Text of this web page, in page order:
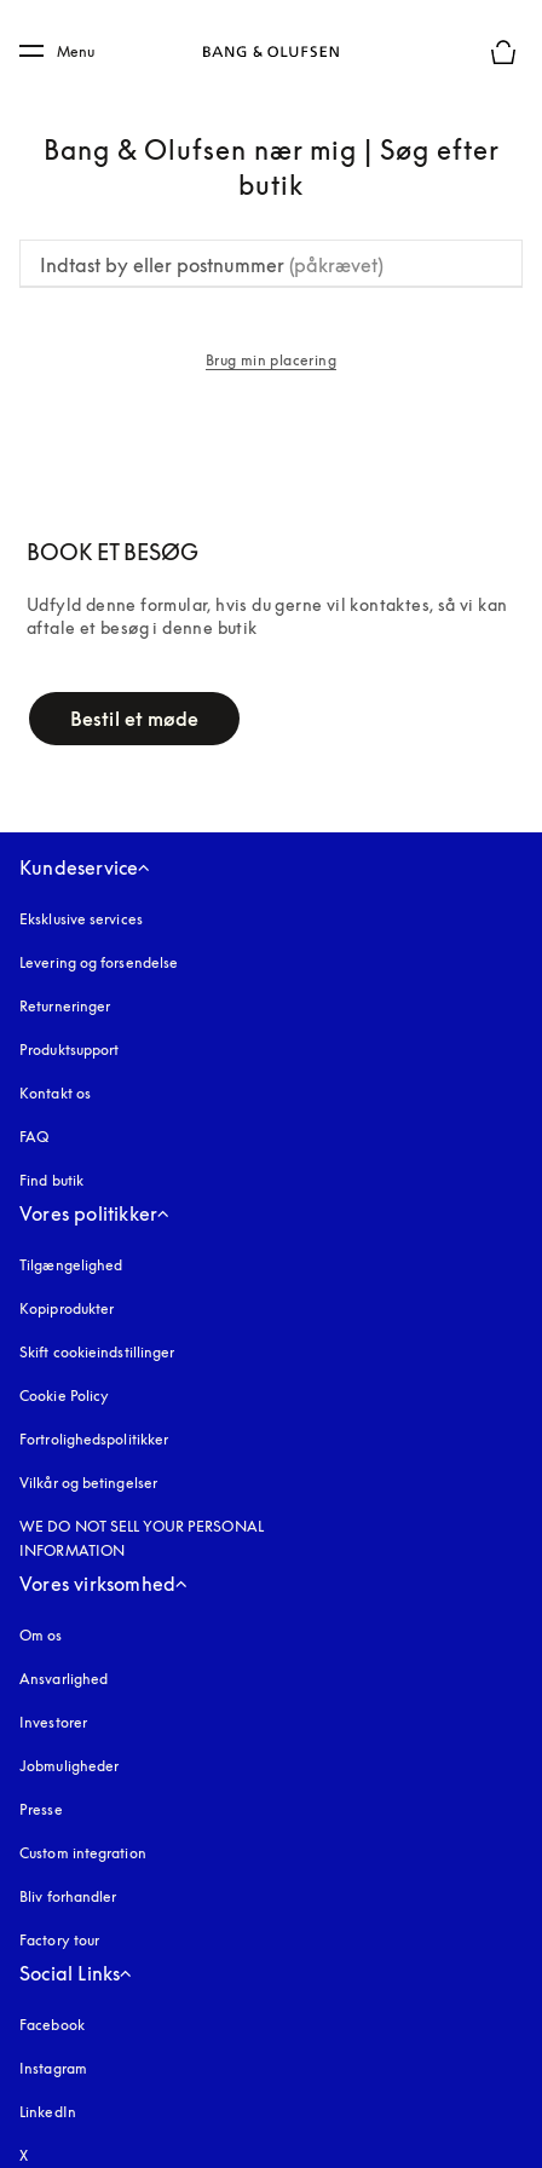
Skip to main footer
Menu
Bang & Olufsen nær mig | Søg efter
butik
Indtast by eller postnummer (påkrævet)
Brug min placering
BOOK ET BESØG
Udfyld denne formular, hvis du gerne vil kontaktes, så vi kan
aftale et besøg i denne butik
Bestil et møde
Kundeservice
Eksklusive services
Levering og forsendelse
Returneringer
Produktsupport
Kontakt os
FAQ
Find butik
Vores politikker
Tilgængelighed
Kopiprodukter
Skift cookieindstillinger
Cookie Policy
Fortrolighedspolitikker
Vilkår og betingelser
WE DO NOT SELL YOUR PERSONAL
INFORMATION
Vores virksomhed
Om os
Ansvarlighed
Investorer
Jobmuligheder
Presse
Custom integration
Bliv forhandler
Factory tour
Social Links
Facebook
Instagram
LinkedIn
X